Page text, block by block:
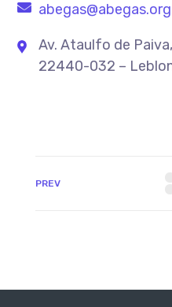
Av. Ataulfo de
22440-032 –
PREV